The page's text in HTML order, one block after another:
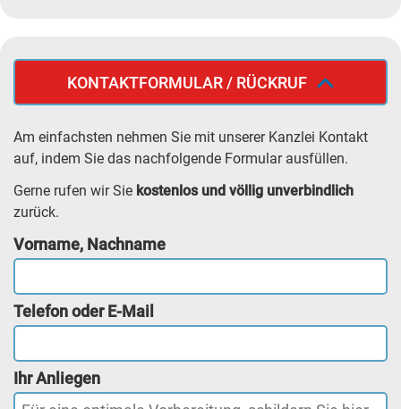
KONTAKTFORMULAR / RÜCKRUF
Am einfachsten nehmen Sie mit unserer Kanzlei Kontakt
auf, indem Sie das nachfolgende Formular ausfüllen.
Gerne rufen wir Sie kostenlos und völlig unverbindlich
zurück.
Vorname, Nachname
Telefon oder E-Mail
Ihr Anliegen